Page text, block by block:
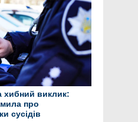
хибний виклик:
про
сусідів